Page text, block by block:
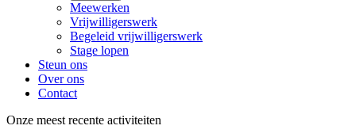
Meewerken
Vrijwilligerswerk
Begeleid vrijwilligerswerk
Stage lopen
Steun ons
Over ons
Contact
Onze meest recente activiteiten